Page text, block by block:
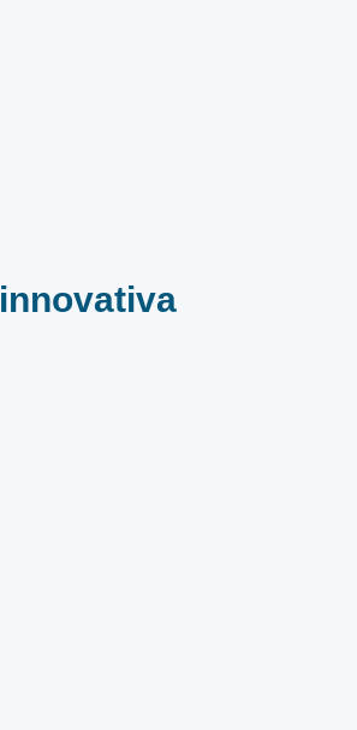
innovativa